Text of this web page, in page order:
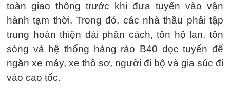
toàn giao thông trước khi đưa tuyến vào vận
hành tạm thời. Trong đó, các nhà thầu phải tập
trung hoàn thiện dải phân cách, tôn hộ lan, tôn
sóng và hệ thống hàng rào B40 dọc tuyến để
ngăn xe máy, xe thô sơ, người đi bộ và gia súc đi
vào cao tốc.